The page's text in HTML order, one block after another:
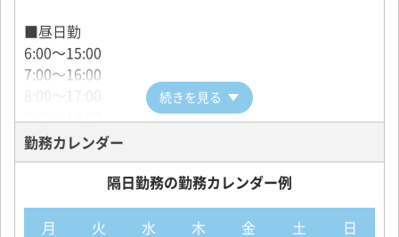
乗務前の教習期間中（最長3ヶ月）は日給10,000円
■昼日勤
6:00～15:00
7:00～16:00
10:00～19:00
※休憩1時間/実働8時間/月24回乗務
16:00～翌1:00
続きを見る
勤務カレンダー
隔日勤務の勤務カレンダー例
月 火 水 木 金 土 日